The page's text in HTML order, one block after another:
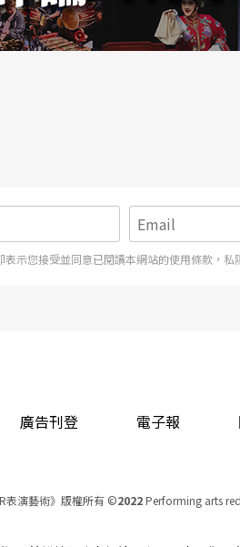
和表演者前來分享經驗，例如：
表演團隊前來交流演出，例如
能否定現今在軟體方面的建設
有了建築再來實踐，恐怕已為
都是為了建造一個良好健全的南
變南方藝文風氣的遠景並非空
示您接受並同意已閱讀本網站的使用條款，私
廣告刊登 電子報
表演藝術》版權所有©2022Performing arts
供相關演出資訊，如有異動應以主辦單位公告為